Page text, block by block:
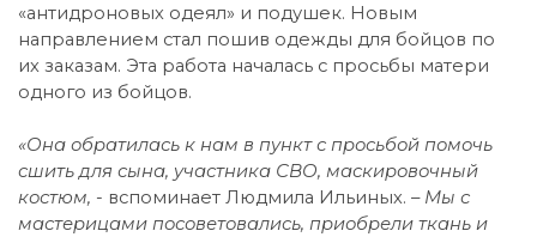
«антидроновых одеял» и подушек. Новым
направлением стал пошив одежды для бойцов по
их заказам. Эта работа началась с просьбы матери
одного из бойцов.
«Она обратилась к нам в пункт с просьбой помочь
сшить для сына, участника СВО, маскировочный
костюм, - вспоминает Людмила Ильиных. – Мы с
мастерицами посоветовались, приобрели ткань и